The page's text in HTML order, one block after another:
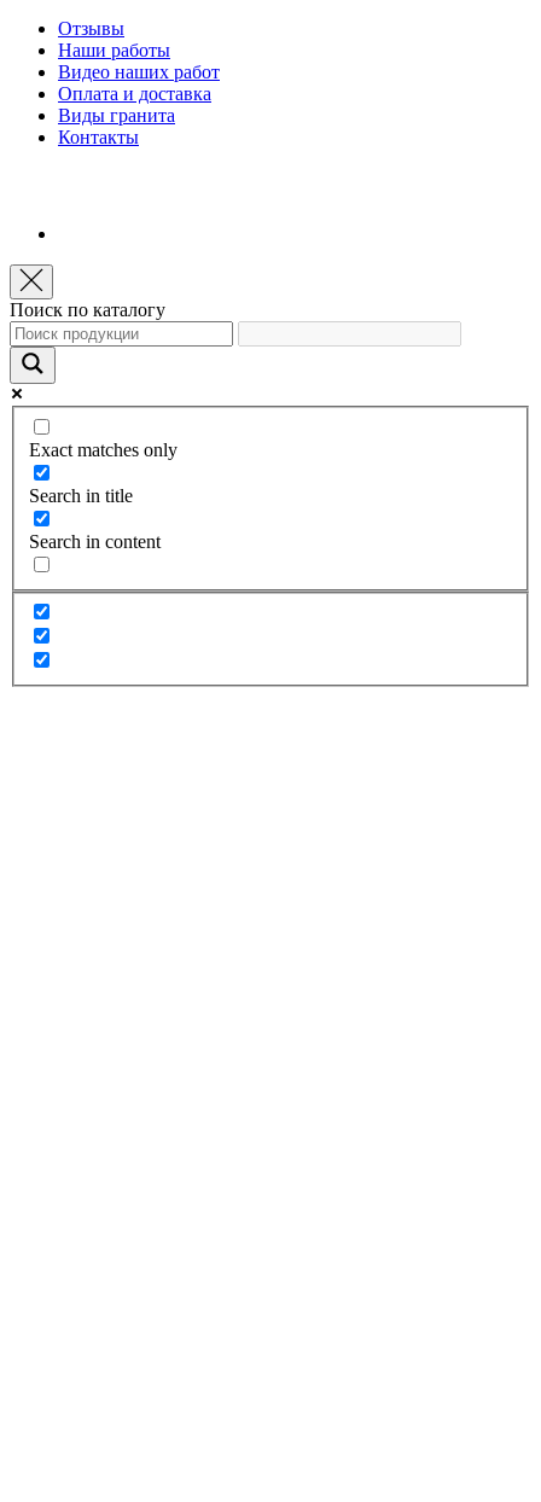
Отзывы
Наши работы
Видео наших работ
Оплата и доставка
Виды гранита
Контакты
Поиск по каталогу
Exact matches only
Search in title
Search in content